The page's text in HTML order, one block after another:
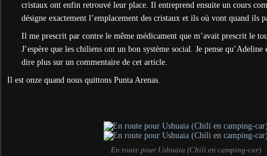
cristaux ont enfin retrouvé leur place. Il entreprend ensuite un cours
désigne exactement l’emplacement des cristaux et ils où vont quand ils
Il me prescrit par contre le même médicament que m’avait prescrit le
J’espère que les chiliens ont un bon système social. Je pense
dire plus sur un commentaire de cet article.
Il est onze quand nous quittons Punta Arenas.
En route pour Ushuaia (Chili en camping-car)